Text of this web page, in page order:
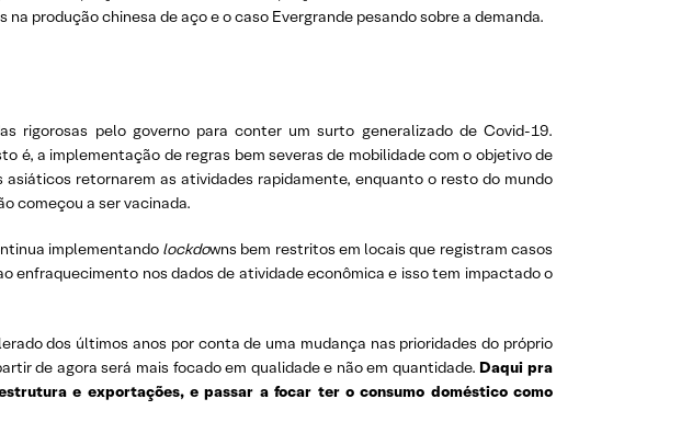
produção chinesa de aço e o caso Evergrande pesando sobre a demanda.
rigorosas pelo governo para conter um surto generalizado de Covid-19.
é, a implementação de regras bem severas de mobilidade com o objetivo de
retornarem as atividades rapidamente, enquanto o resto do mundo
começou a ser vacinada.
implementando lockdowns bem restritos em locais que registram casos
enfraquecimento nos dados de atividade econômica e isso tem impactado o
dos últimos anos por conta de uma mudança nas prioridades do próprio
de agora será mais focado em qualidade e não em quantidade. Daqui pra
e exportações, e passar a focar ter o consumo doméstico como